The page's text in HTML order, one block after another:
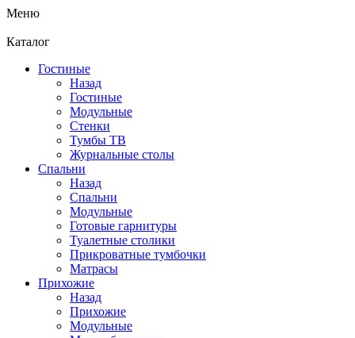
Меню
Каталог
Гостиные
Назад
Гостиные
Модульные
Стенки
Тумбы ТВ
Журнальные столы
Спальни
Назад
Спальни
Модульные
Готовые гарнитуры
Туалетные столики
Прикроватные тумбочки
Матрасы
Прихожие
Назад
Прихожие
Модульные